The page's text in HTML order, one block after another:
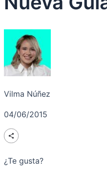
Vilma Núñez
04/06/2015
¿Te gusta?